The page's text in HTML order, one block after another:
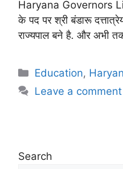
Haryana Governors List
के पद पर श्री बंडारू
राज्यपाल बने है. और अभी
Categories
Education,
Leave a comment
Search